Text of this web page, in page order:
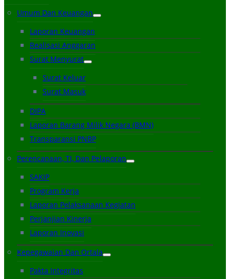
Umum Dan Keuangan
Laporan Keuangan
Realisasi Anggaran
Surat Menyurat
Surat Keluar
Surat Masuk
DIPA
Laporan Barang Milik Negara (BMN)
Transparansi PNBP
Perencanaan, TI, Dan Pelaporan
SAKIP
Program Kerja
Laporan Pelaksanaan Kegiatan
Perjanjian Kinerja
Laporan Inovasi
Kepegawaian Dan Ortala
Pakta Integritas